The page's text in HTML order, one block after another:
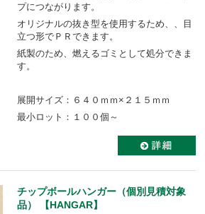
プにつながります。
オリジナルの抜き型を使用するため、、目
立つ形でＰＲできます。
紙製のため、燃えるゴミとして処分できま
す。
展開サイズ：６４０ｍｍ×２１５ｍｍ
最小ロット：１００個～
チップボールハンガー（個別見積対象
品） 【HANGAR】